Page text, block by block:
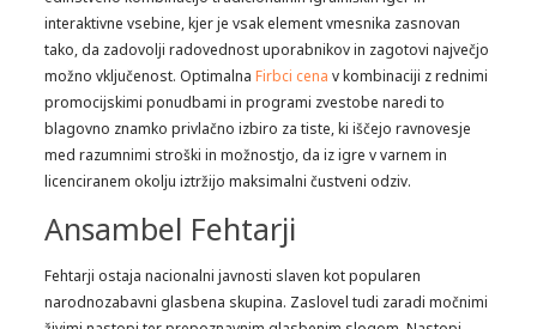
interaktivne vsebine, kjer je vsak element vmesnika zasnovan
tako, da zadovolji radovednost uporabnikov in zagotovi največjo
možno vključenost. Optimalna Firbci cena v kombinaciji z rednimi
promocijskimi ponudbami in programi zvestobe naredi to
blagovno znamko privlačno izbiro za tiste, ki iščejo ravnovesje
med razumnimi stroški in možnostjo, da iz igre v varnem in
licenciranem okolju iztržijo maksimalni čustveni odziv.
Ansambel Fehtarji
Fehtarji ostaja nacionalni javnosti slaven kot popularen
narodnozabavni glasbena skupina. Zaslovel tudi zaradi močnimi